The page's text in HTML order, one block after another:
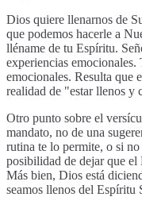
Dios quiere llenarnos de
que podemos hacerle a
lléname de tu Espíritu.
experiencias emocionales.
emocionales. Resulta que
realidad de "estar llenos y
Otro punto sobre el
mandato, no de una
rutina te lo permite, o si
posibilidad de dejar que
Más bien, Dios está
seamos llenos del Espíritu